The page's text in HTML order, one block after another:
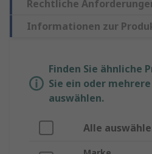
Rechtliche
Informationen zur
Finden Sie ähnliche
Sie ein oder
auswählen.
Alle